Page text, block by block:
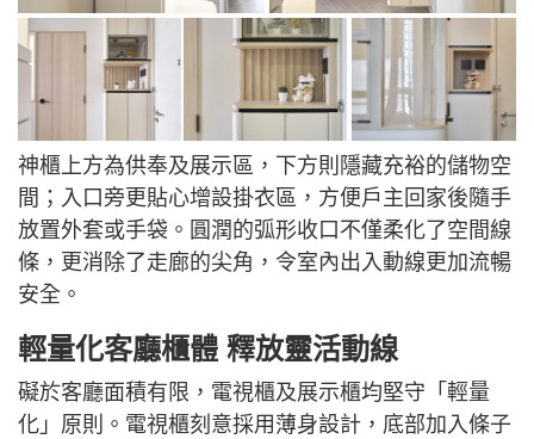
神櫃上方為供奉及展示區，下方則隱藏充裕的儲物空
間；入口旁更貼心增設掛衣區，方便戶主回家後隨手
放置外套或手袋。圓潤的弧形收口不僅柔化了空間線
條，更消除了走廊的尖角，令室內出入動線更加流暢
安全。
輕量化客廳櫃體 釋放靈活動線
礙於客廳面積有限，電視櫃及展示櫃均堅守「輕量
化」原則。電視櫃刻意採用薄身設計，底部加入條子